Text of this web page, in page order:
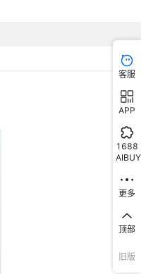
客服
APP
1688
AIBUY
更多
顶部
旧版